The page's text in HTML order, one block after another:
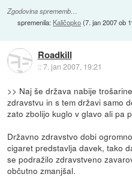
Zgodovina sprememb…
spremenila: Kaličopko(7. jan 2007 ob
Roadkill
::7. jan 2007, 19:21
>> Naj še država nabije
zdravstvu in s tem državi samo
zato zbolijo kuglo v glavo ali pa
Državno zdravstvo dobi
cigaret predstavlja davek, tako
se podražilo zdravstveno
občutno zmanjšal.